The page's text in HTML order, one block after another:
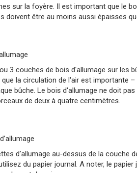
sur la foyère. Il est important que le
doivent être au moins aussi épaisses
3 couches de bois d'allumage sur les
la circulation de l'air est importante
bûche. Le bois d'allumage ne doit
de deux à quatre centimètres.
d’allumage au-dessus de la couche
du papier journal. A noter, le papier